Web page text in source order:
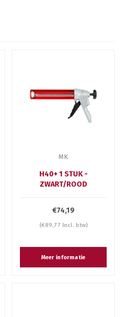
MK
H40+ 1 STUK -
ZWART/ROOD
€74,19
(€89,77 Incl. btw)
Meer informatie